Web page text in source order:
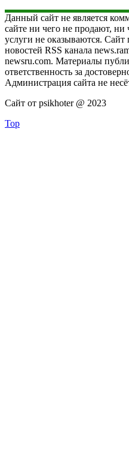
Данный сайт не является
сайте ни чего не продают,
услуги не оказываются. Сайт
новостей RSS канала
newsru.com. Материалы
ответственность за
Администрация сайта не
Сайт от psikhoter @ 2023
Top